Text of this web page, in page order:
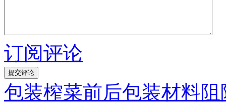
订阅评论
包装榨菜前后包装材料